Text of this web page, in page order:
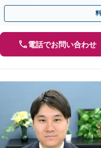
の対応も経験豊富。【地下鉄大
電話でお問い合わせ